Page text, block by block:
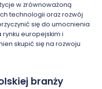
w zrównoważoną
technologii oraz rozwój
się do umocnienia
rynku europejskim i
skupić się na rozwoju
branży